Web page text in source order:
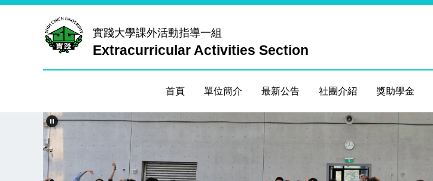
實踐大學課外活動指導一組
Extracurricular Activities Section
首頁 單位簡介 最新公告 社團介紹 獎助學金